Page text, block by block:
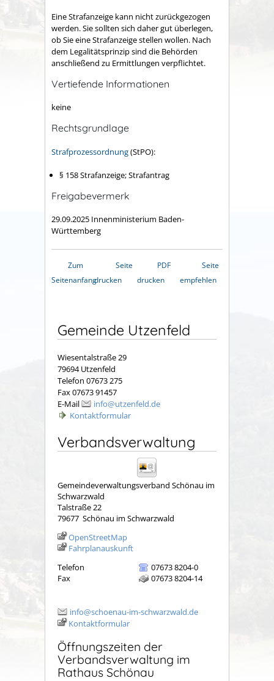
Eine Strafanzeige kann nicht zurückgezogen
werden. Sie sollten sich daher gut überlegen,
ob Sie eine Strafanzeige stellen wollen. Nach
dem Legalitätsprinzip sind die Behörden
anschließend zu Ermittlungen verpflichtet.
Vertiefende Informationen
keine
Rechtsgrundlage
Strafprozessordnung(StPO):
§ 158 Strafanzeige; Strafantrag
Freigabevermerk
29.09.2025 Innenministerium Baden-
Württemberg
Zum
Seitenanfang
Seite
drucken
PDF
drucken
Seite
empfehlen
Gemeinde Utzenfeld
Wiesentalstraße 29
79694 Utzenfeld
Telefon 07673 275
Fax 07673 91457
E-Mail
info@utzenfeld.de
Kontaktformular
Verbandsverwaltung
Gemeindeverwaltungsverband Schönau im
Schwarzwald
Talstraße 22
79677 Schönau im Schwarzwald
OpenStreetMap
Fahrplanauskunft
Telefon
07673 8204-0
Fax
07673 8204-14
info@schoenau-im-schwarzwald.de
Kontaktformular
Öffnungszeiten der
Verbandsverwaltung im
Rathaus Schönau